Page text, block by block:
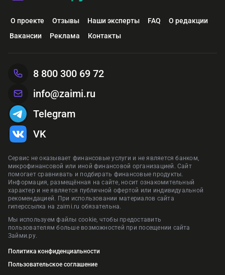
О проекте Отзывы Наши эксперты FAQ
О редакции
Вакансии
Реклама Контакты
Сервис не оказывает финансовые услуги и не является банком,
микрофинансовой или иной финансовой организацией. Сайт
помогает сравнивать и подбирать финансовые продукты.
Информация, размещённая на сайте, носит ознакомительный
характер и не является публичной офертой или индивидуальной
рекомендацией. При использовании материалов сайта
гиперссылка на zaimi.ru обязательна.
Мы используем файлы cookie, чтобы предоставить
пользователям больше возможностей при посещении сайта
Займи.ру.
Политика конфиденциальности
Пользовательское соглашение
8 800 300 69 72
info@zaimi.ru
Telegram
VK